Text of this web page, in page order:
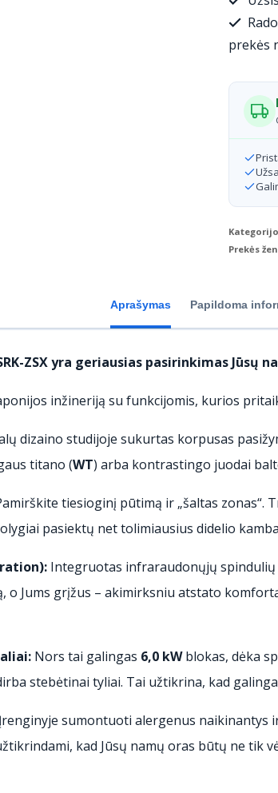
Heavy
SRK-
ZTX-
WA
vidinis
blokas
kW/6.8
prekės
Prekės
Aprašymas Papildoma
ZSX yra geriausias pasirinkimas Jūsų
inžineriją su funkcijomis, kurios
dizaino studijoje sukurtas korpusas
titano (WT) arba kontrastingo juodai
tiesioginį pūtimą ir „šaltas
pasiektų net tolimiausius didelio
Integruotas infraraudonųjų spindulių
o Jums grįžus – akimirksniu atstato
Nors tai galingas 6,0 kWblokas, dėka
stebėtinai tyliai. Tai užtikrina, kad
Įrenginyje sumontuoti alergenus naikinantys
kad Jūsų namų oras būtų ne tik